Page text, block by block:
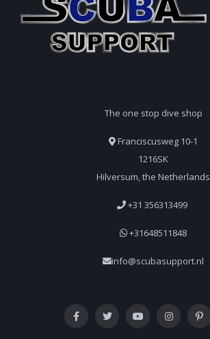
The one stop dive shop
Franciscusweg 10-1
1216SK
Hilversum, the Netherlands
+31 356313499
+31648511848
info@scubasupport.nl